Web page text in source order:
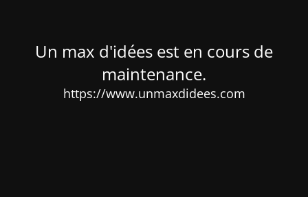
Un max d'idées est en cours de
maintenance.
https://www.unmaxdidees.com